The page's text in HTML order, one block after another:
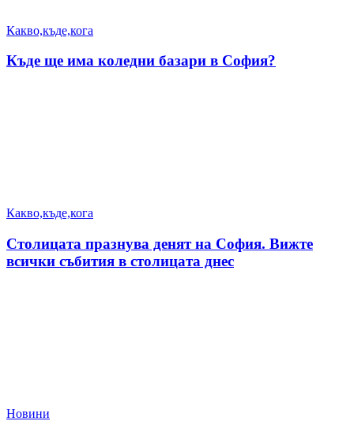
Какво,къде,кога
Къде ще има коледни базари в София?
Какво,къде,кога
Столицата празнува денят на София. Вижте
всички събития в столицата днес
Новини